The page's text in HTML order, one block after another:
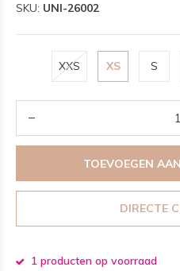
SKU: UNI-26002
XXS XS S
TOEVOEGEN
DIRECTE
1 producten op voorraad